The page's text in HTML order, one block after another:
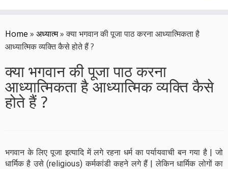
to
content
Home » अध्यात्म» क्या भगवान की पूजा पाठ करना आध्यात्मिकता है
आध्यात्मिक व्यक्ति कैसे होते हैं ?
क्या भगवान की पूजा पाठ करना
आध्यात्मिकता है आध्यात्मिक व्यक्ति कैसे
होते हैं ?
भगवान के लिए पूजा इत्यादि में लगे रहना धर्म का पर्यायवाची बन गया है | जो
धार्मिक है उसे (religious) कर्मकांडी कहने लगे हैं | लेकिन धार्मिक लोगों का